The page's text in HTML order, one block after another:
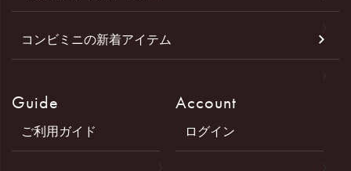
コンビミニの新着アイテム
Guide
ご利用ガイド
Account
ログイン